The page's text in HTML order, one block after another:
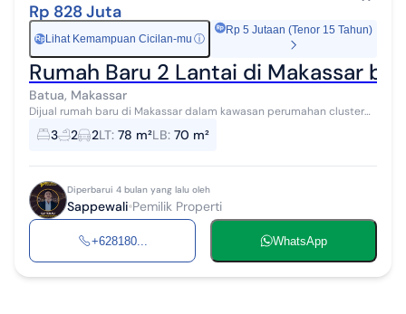
Rp 828 Juta
Rp Lihat Kemampuan Cicilan-mu ⓘ
Rp 5 Jutaan (Tenor 15 Tahun)
Rumah Baru 2 Lantai di Makassar
Batua, Makassar
Dijual rumah baru di Makassar dalam kawasan perumahan cluster
termurah di tengah kota, berlokasi strategis di Jl Batua Makassar.
Hunian ini sangat ...
3 2 2LT: 78 m²LB: 70 m²
Diperbarui 4 bulan yang lalu oleh
Sappewali Pemilik Properti
+628180... WhatsApp